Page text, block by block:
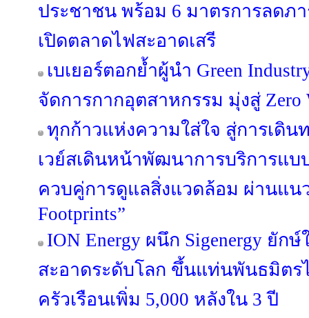
ประชาชน พร้อม 6 มาตรการลดภ
เปิดตลาดไฟสะอาดเสรี
เบเยอร์ตอกย้ำผู้นำ Green
จัดการกากอุตสาหกรรม มุ่งสู่ Zero
ทุกก้าวแห่งความใส่ใจ สู่การเดิน
เวย์สเดินหน้าพัฒนาการบริการแบบ
ควบคู่การดูแลสิ่งแวดล้อม ผ่านแน
Footprints”
ION Energy ผนึก Sigenergy ยัก
สะอาดระดับโลก ขึ้นแท่นพันธมิตร
ครัวเรือนเพิ่ม 5,000 หลังใน 3 ปี